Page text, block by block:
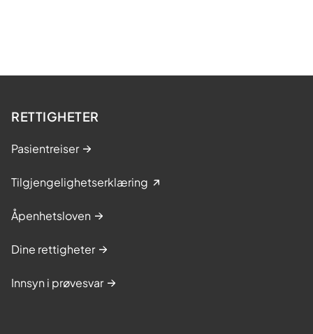
RETTIGHETER
Pasientreiser
Tilgjengelighetserklæring
Åpenhetsloven
Dine rettigheter
Innsyn i prøvesvar